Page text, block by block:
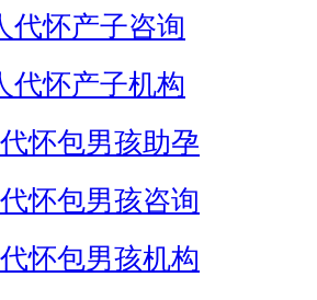
代怀产子咨询
代怀产子机构
怀包男孩助孕
怀包男孩咨询
怀包男孩机构